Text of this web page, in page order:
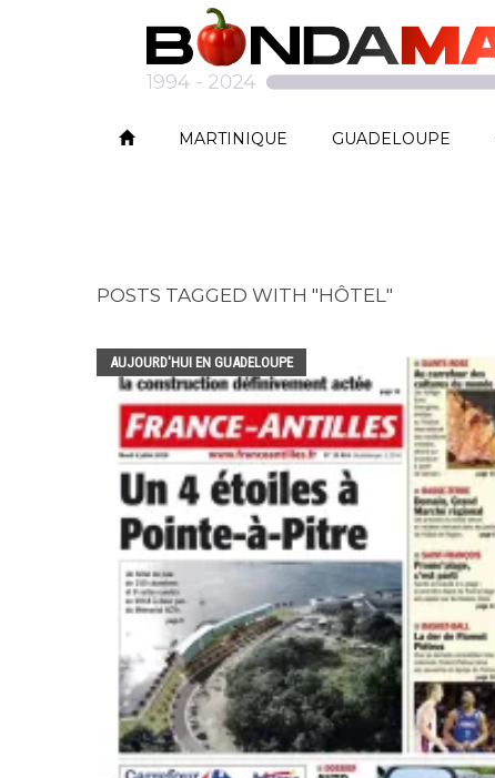
MARTINIQUE GUADELOUPE
POSTS TAGGED WITH "HÔTEL"
AUJOURD'HUI EN GUADELOUPE